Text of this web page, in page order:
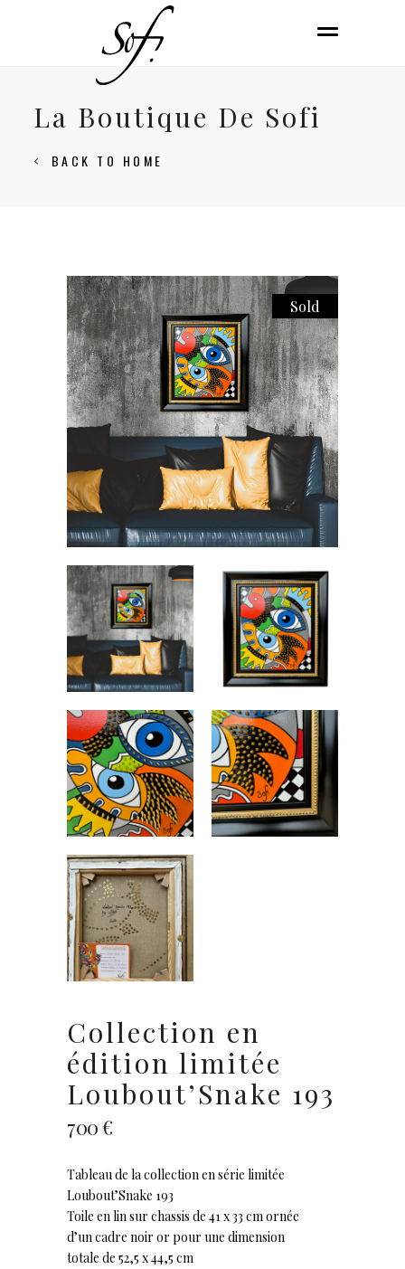
La Boutique De Sofi
BACK TO HOME
Sold
Collection en
édition limitée
Loubout’Snake 193
700€
Tableau de la collection en série limitée
Loubout’Snake 193
Toile en lin sur chassis de 41 x 33 cm ornée
d’un cadre noir or pour une dimension
totale de 52,5 x 44,5 cm